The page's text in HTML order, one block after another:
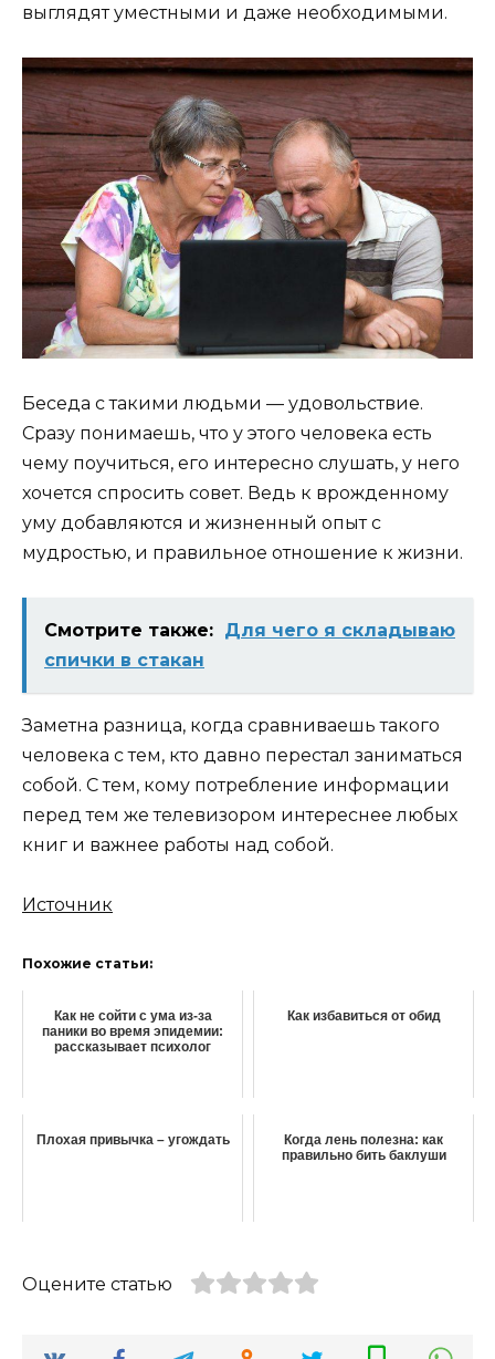
выглядят уместными и даже необходимыми.
Беседа с такими людьми — удовольствие.
Сразу понимаешь, что у этого человека есть
чему поучиться, его интересно слушать, у него
хочется спросить совет. Ведь к врожденному
уму добавляются и жизненный опыт с
мудростью, и правильное отношение к жизни.
Смотрите также: Для чего я складываю
спички в стакан
Заметна разница, когда сравниваешь такого
человека с тем, кто давно перестал заниматься
собой. С тем, кому потребление информации
перед тем же телевизором интереснее любых
книг и важнее работы над собой.
Источник
Похожие статьи:
Как не сойти с ума из-за
паники во время эпидемии:
рассказывает психолог
Как избавиться от обид
Плохая привычка – угождать
Когда лень полезна: как
правильно бить баклуши
Оцените статью